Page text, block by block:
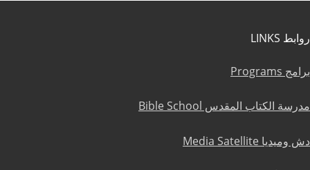
روابط LINKS
برامج Programs
مدرسة الكتاب المقدس Bible School
دش وميديا Media Satellite